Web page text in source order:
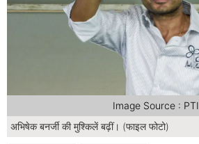
अभिषेक बनर्जी की मुश्किलें बढ़ीं। (फाइल फोटो)
Image Source : PTI